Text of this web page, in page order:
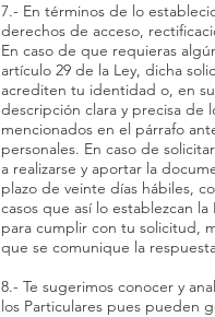
7.- En términos de lo
derechos de acceso,
En caso de que requieras
artículo 29 de la Ley, dicha
acrediten tu identidad o, en
descripción clara y precisa de
mencionados en el párrafo
personales. En caso de
a realizarse y aportar la
plazo de veinte días hábiles,
casos que así lo establezcan
para cumplir con tu solicitud,
que se comunique la
8.- Te sugerimos conocer y
los Particulares pues pueden